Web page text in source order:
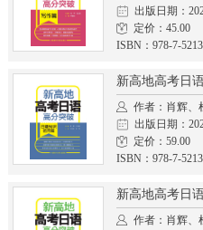
出版日期：
定价：45.00
ISBN：978-7-
新高地高考日
作者：肖辉、
出版日期：
定价：59.00
ISBN：978-7-
新高地高考日
作者：肖辉、